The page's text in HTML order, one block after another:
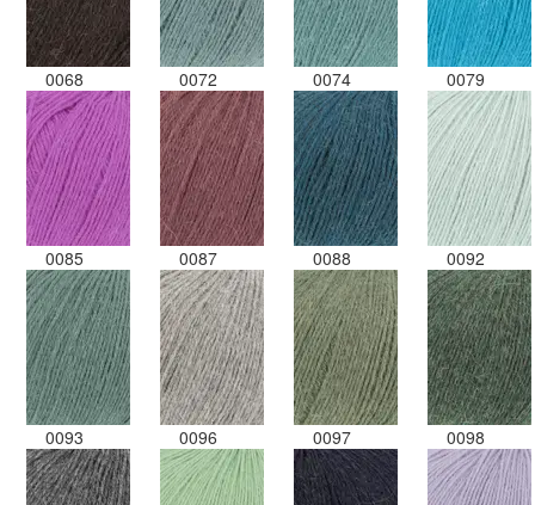
0068 0072 0074 0079
0085 0087 0088 0092
0093 0096 0097 0098